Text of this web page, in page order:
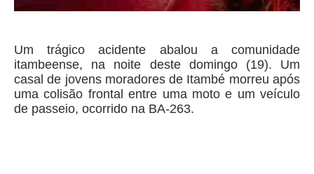
Um trágico acidente abalou a comunidade
itambeense, na noite deste domingo (19). Um
casal de jovens moradores de Itambé morreu após
uma colisão frontal entre uma moto e um veículo
de passeio, ocorrido na BA-263.